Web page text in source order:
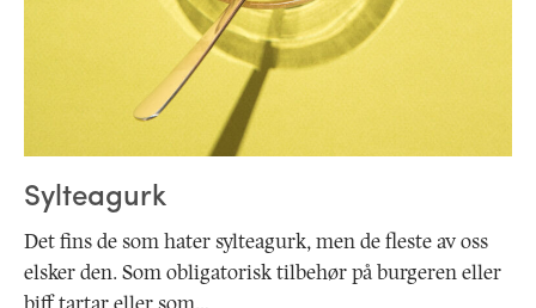
Sylteagurk
Det fins de som hater sylteagurk, men de fleste av oss
elsker den. Som obligatorisk tilbehør på burgeren eller